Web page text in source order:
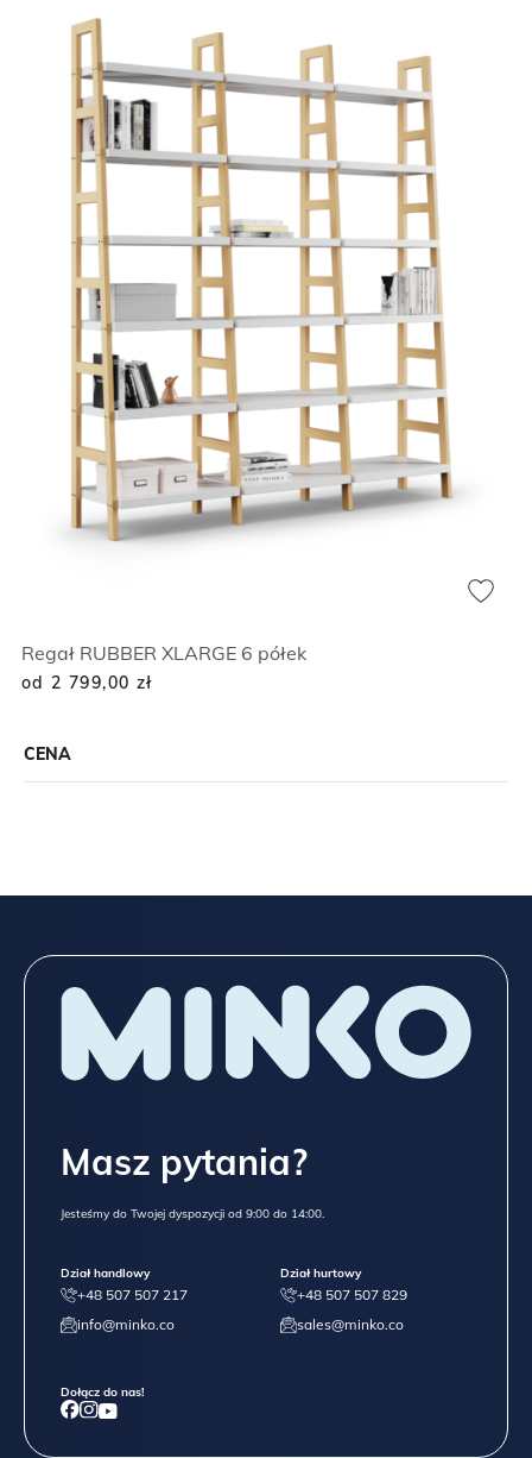
CENA
Regał RUBBER XLARGE 6 półek
od 2 799,00 zł
Masz pytania?
Jesteśmy do Twojej dyspozycji od 9:00 do 14:00.
Dział handlowy
+48 507 507 217
info@minko.co
Dział hurtowy
+48 507 507 829
sales@minko.co
Dołącz do nas!